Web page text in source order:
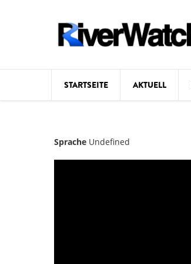
STARTSEITE AKTUELL
Sprache Undefined